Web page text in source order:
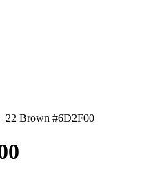
22 Brown #6D2F00